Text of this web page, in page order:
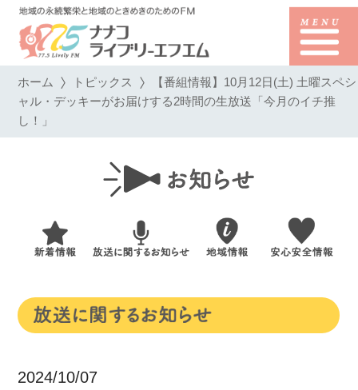
ホーム トピックス 【番組情報】10月12日(土) 土曜スペシ
ャル・デッキーがお届けする2時間の生放送「今月のイチ推
し！」
2024/10/07